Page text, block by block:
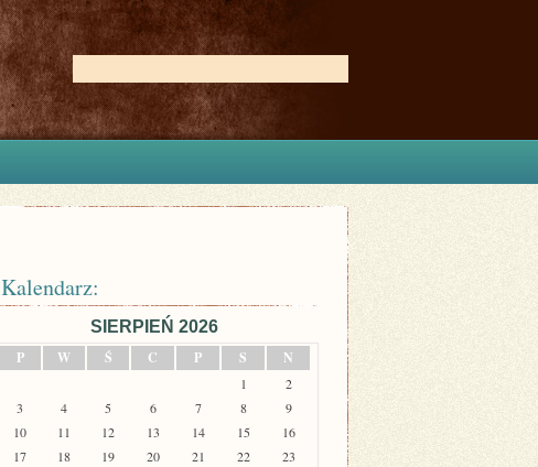
Kalendarz:
SIERPIEŃ 2026
P
W Ś C P S N
1
2
3
4 5 6 7 8
9
10
11 12 13 14 15
16
17
18 19 20 21 22
23